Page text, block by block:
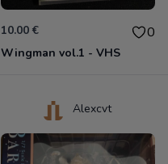
10.00 € 0
Wingman vol.1 - VHS
Alexcvt